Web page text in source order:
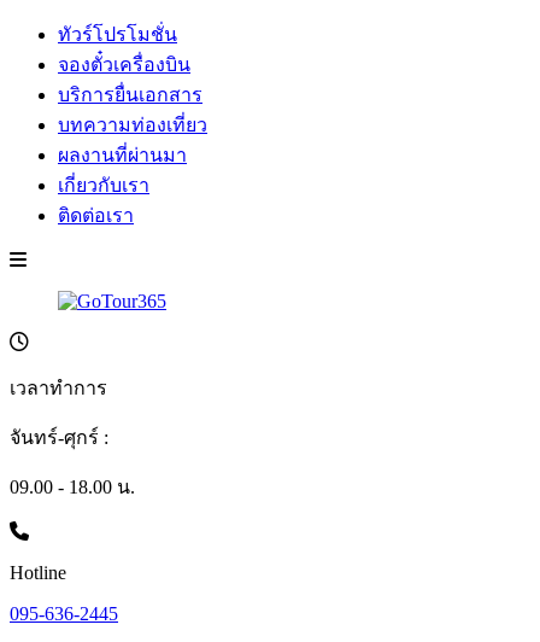
ทัวร์โปรโมชั่น
จองตั๋วเครื่องบิน
บริการยื่นเอกสาร
บทความท่องเที่ยว
ผลงานที่ผ่านมา
เกี่ยวกับเรา
ติดต่อเรา
เวลาทำการ
จันทร์-ศุกร์ :
09.00 - 18.00 น.
Hotline
095-636-2445